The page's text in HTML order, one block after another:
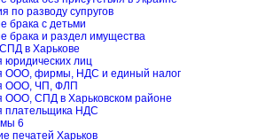
по разводу супругов
брака с детьми
брака и раздел имущества
в Харькове
юридических лиц
ООО, фирмы, НДС и единый налог
ООО, ЧП, ФЛП
ООО, СПД в Харьковском районе
плательщика НДС
6
печатей Харьков